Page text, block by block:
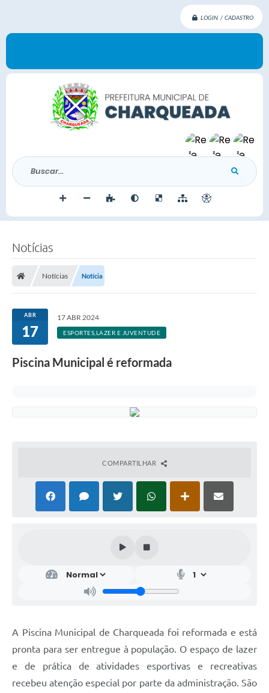
LOGIN / CADASTRO
Buscar...
Notícias
Notícias Notícia
ABR
17
17 ABR 2024
ESPORTES,LAZER E JUVENTUDE
Piscina Municipal é reformada
COMPARTILHAR
A Piscina Municipal de Charqueada foi reformada e está
pronta para ser entregue à população. O espaço de lazer
e de prática de atividades esportivas e recreativas
recebeu atenção especial por parte da administração. São